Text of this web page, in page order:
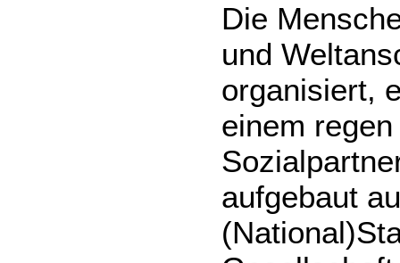
Die
und
organisiert,
einem
aufgebaut